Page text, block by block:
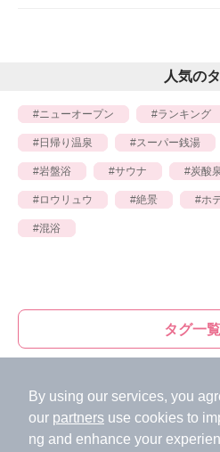
By using our services, you
our partners use cookies to
ng and enhance your
人気の
ニューオープン ランキング
日帰り温泉 スーパー銭湯
岩盤浴 サウナ 炭酸
ロウリュウ 絶景 ホ
混浴
タグ一